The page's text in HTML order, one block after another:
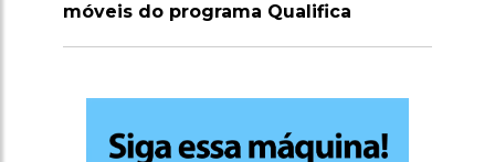
Qualifica
superior